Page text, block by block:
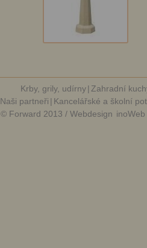
Krby, grily, udírny | Zahradní
Naši partneři | Kancelářské a školní
© Forward 2013 / Webdesign inoWeb